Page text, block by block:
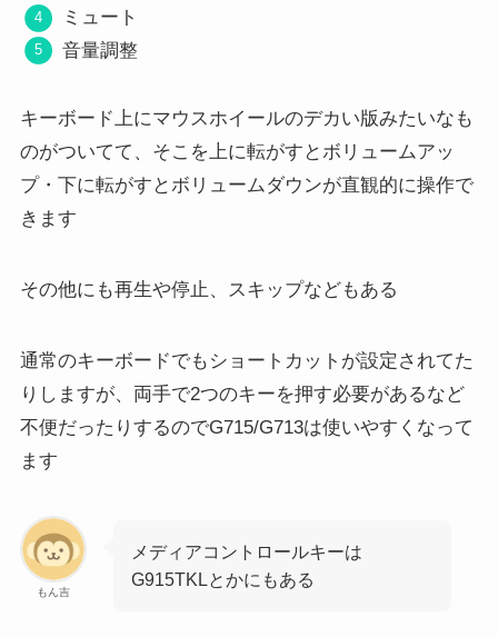
ミュート
音量調整
キーボード上にマウスホイールのデカい版みたいなも
のがついてて、そこを上に転がすとボリュームアッ
プ・下に転がすとボリュームダウンが直観的に操作で
きます
その他にも再生や停止、スキップなどもある
通常のキーボードでもショートカットが設定されてた
りしますが、両手で2つのキーを押す必要があるなど
不便だったりするのでG715/G713は使いやすくなって
ます
もん吉
メディアコントロールキーは
G915TKLとかにもある